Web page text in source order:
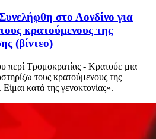
στο Λονδίνο για
κρατούμενους της
(βίντεο)
περί Τρομοκρατίας - Κρατούε μια
τους κρατούμενους της
κατά της γενοκτονίας».